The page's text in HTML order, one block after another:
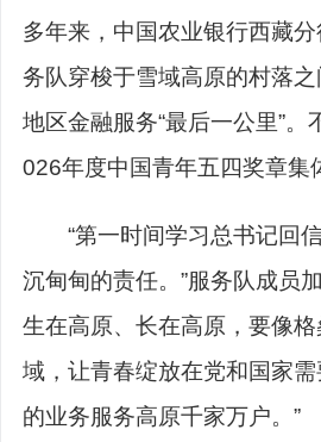
多年来，中国农业银行西藏分
务队穿梭于雪域高原的村落
地区金融服务“最后一公里”。
026年度中国青年五四奖章集
“第一时间学习总书记回
沉甸甸的责任。”服务队成员
生在高原、长在高原，要像
域，让青春绽放在党和国家
的业务服务高原千家万户。”